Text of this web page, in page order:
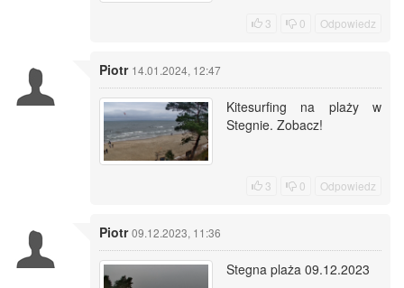
3 0 Odpowiedz
Piotr 14.01.2024, 12:47
Kitesurfing na plaży w
Stegnie. Zobacz!
3 0 Odpowiedz
Piotr 09.12.2023, 11:36
Stegna plaża 09.12.2023